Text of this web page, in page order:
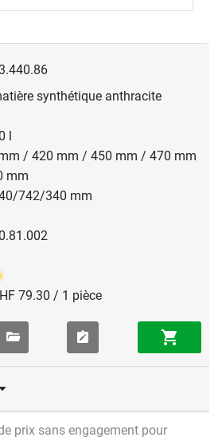
synthétique anthracite
l
/ 420 mm / 450 mm / 470 mm
mm
742/340 mm
79.30 / 1 pièce
prix sans engagement pour